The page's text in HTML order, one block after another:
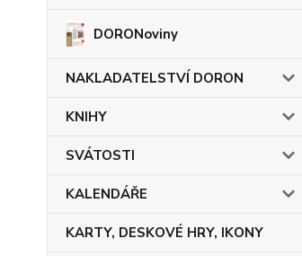
DORONoviny
NAKLADATELSTVÍ DORON
KNIHY
SVÁTOSTI
KALENDÁŘE
KARTY, DESKOVÉ HRY, IKONY